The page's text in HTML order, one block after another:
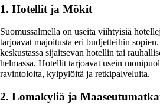
1. Hotellit ja Mökit
Suomussalmella on useita viihtyisiä
tarjoavat majoitusta eri budjetteihin
keskustassa sijaitsevan hotellin tai
helmassa. Hotellit tarjoavat usein
ravintoloita, kylpylöitä ja retkipalveluita.
2. Lomakyliä ja